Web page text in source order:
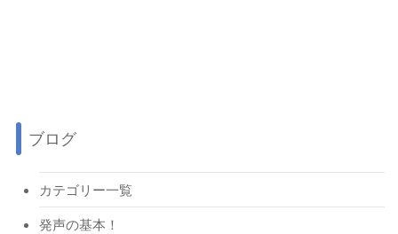
ブログ
カテゴリー一覧
発声の基本！